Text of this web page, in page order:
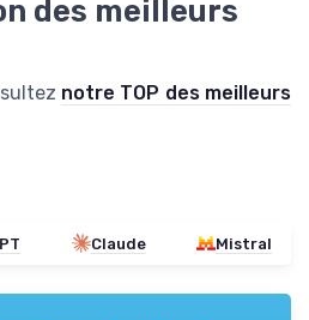
des meilleurs
notre TOP des meilleurs
Claude Mistral